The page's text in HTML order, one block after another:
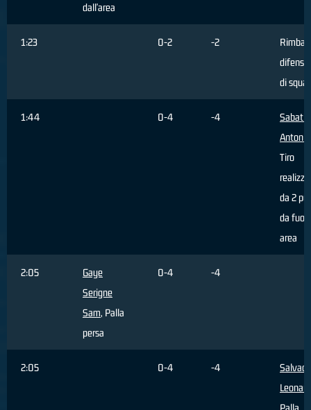
dall'area
1:23 0-2 -2
di
1:44 0-4 -4
Tiro
da 2
da fuori
area
2:05
Gaye
Serigne
Sam, Palla
persa
0-4 -4
2:05 0-4 -4
Palla